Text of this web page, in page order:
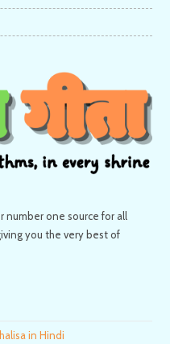
number one source for all
you the very best of
in Hindi